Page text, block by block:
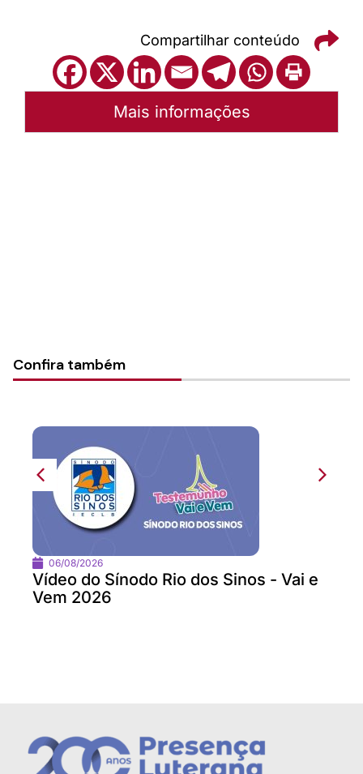
Compartilhar conteúdo
Mais informações
Confira também
06/08/2026
Vídeo do Sínodo Rio dos Sinos - Vai e
Vem 2026